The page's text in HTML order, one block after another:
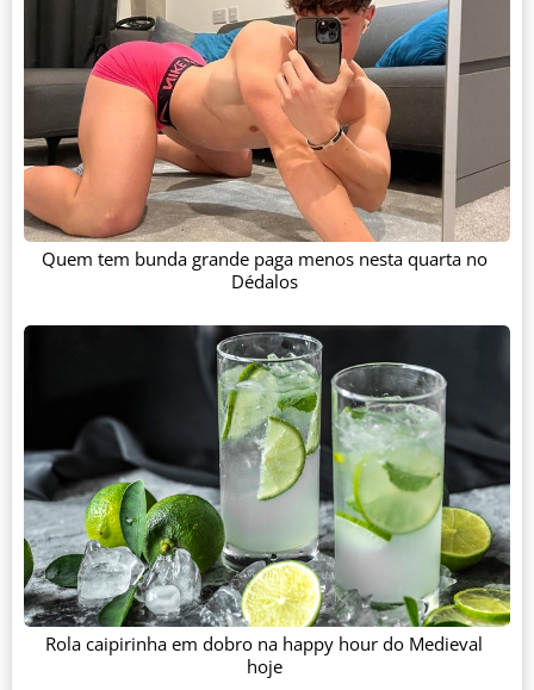
Quem tem bunda grande paga menos nesta quarta no
Dédalos
Rola caipirinha em dobro na happy hour do Medieval
hoje